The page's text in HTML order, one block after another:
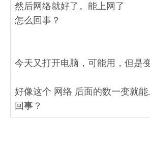
然后网络就好了。能上网了
怎么回事？
今天又打开电脑，可能用，但是
好像这个 网络 后面的数一变就
回事？